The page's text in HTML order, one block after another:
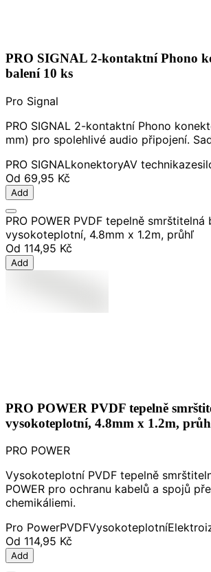
PRO SIGNAL 2-kontaktní Phono
balení 10 ks
Pro Signal
PRO SIGNAL 2-kontaktní Phono
mm) pro spolehlivé audio připojení.
PRO SIGNALkonektoryAV technika
Od 69,95 Kč
Add
PRO POWER PVDF tepelně smrštitelná
vysokoteplotní, 4.8mm x 1.2m, průhľ
Od 114,95 Kč
Add
PRO POWER PVDF tepelně
vysokoteplotní, 4.8mm x 1.2m,
PRO POWER
Vysokoteplotní PVDF tepelně
POWER pro ochranu kabelů a spojů
chemikáliemi.
Pro PowerPVDFVysokoteplotní
Od 114,95 Kč
Add